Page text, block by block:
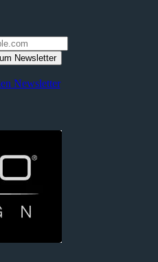
Newsletter
Newsletter